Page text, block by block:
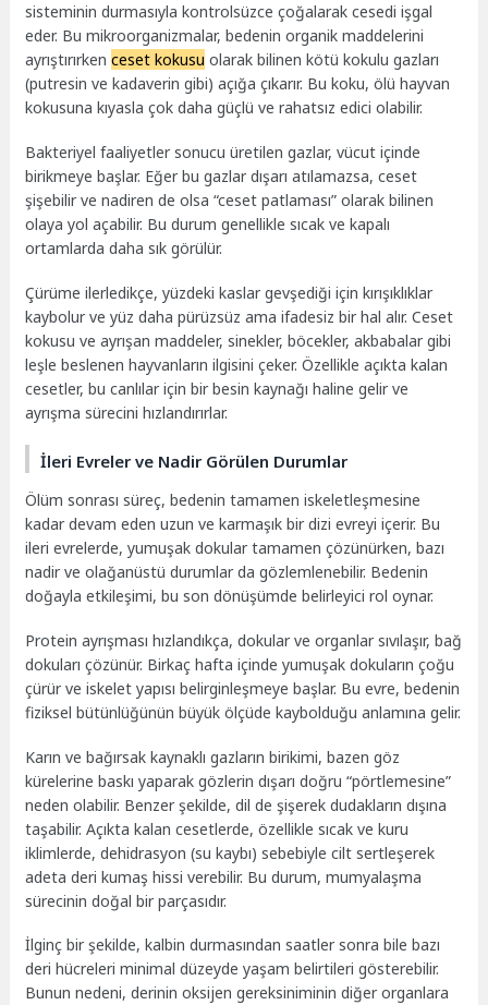
sisteminin durmasıyla kontrolsüzce çoğalarak cesedi işgal
eder. Bu mikroorganizmalar, bedenin organik maddelerini
ayrıştırırkenceset kokusu olarak bilinen kötü kokulu gazları
(putresin ve kadaverin gibi) açığa çıkarır. Bu koku, ölü hayvan
kokusuna kıyasla çok daha güçlü ve rahatsız edici olabilir.
Bakteriyel faaliyetler sonucu üretilen gazlar, vücut içinde
birikmeye başlar. Eğer bu gazlar dışarı atılamazsa, ceset
şişebilir ve nadiren de olsa “ceset patlaması” olarak bilinen
olaya yol açabilir. Bu durum genellikle sıcak ve kapalı
ortamlarda daha sık görülür.
Çürüme ilerledikçe, yüzdeki kaslar gevşediği için kırışıklıklar
kaybolur ve yüz daha pürüzsüz ama ifadesiz bir hal alır. Ceset
kokusu ve ayrışan maddeler, sinekler, böcekler, akbabalar gibi
leşle beslenen hayvanların ilgisini çeker. Özellikle açıkta kalan
cesetler, bu canlılar için bir besin kaynağı haline gelir ve
ayrışma sürecini hızlandırırlar.
İleri Evreler ve Nadir Görülen Durumlar
Ölüm sonrası süreç, bedenin tamamen iskeletleşmesine
kadar devam eden uzun ve karmaşık bir dizi evreyi içerir. Bu
ileri evrelerde, yumuşak dokular tamamen çözünürken, bazı
nadir ve olağanüstü durumlar da gözlemlenebilir. Bedenin
doğayla etkileşimi, bu son dönüşümde belirleyici rol oynar.
Protein ayrışması hızlandıkça, dokular ve organlar sıvılaşır, bağ
dokuları çözünür. Birkaç hafta içinde yumuşak dokuların çoğu
çürür ve iskelet yapısı belirginleşmeye başlar. Bu evre, bedenin
fiziksel bütünlüğünün büyük ölçüde kaybolduğu anlamına gelir.
Karın ve bağırsak kaynaklı gazların birikimi, bazen göz
kürelerine baskı yaparak gözlerin dışarı doğru “pörtlemesine”
neden olabilir. Benzer şekilde, dil de şişerek dudakların dışına
taşabilir. Açıkta kalan cesetlerde, özellikle sıcak ve kuru
iklimlerde, dehidrasyon (su kaybı) sebebiyle cilt sertleşerek
adeta deri kumaş hissi verebilir. Bu durum, mumyalaşma
sürecinin doğal bir parçasıdır.
İlginç bir şekilde, kalbin durmasından saatler sonra bile bazı
deri hücreleri minimal düzeyde yaşam belirtileri gösterebilir.
Bunun nedeni, derinin oksijen gereksiniminin diğer organlara